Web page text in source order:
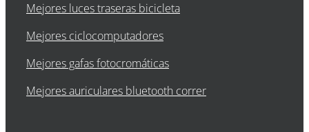
Mejores luces traseras bicicleta
Mejores ciclocomputadores
Mejores gafas fotocromáticas
Mejores auriculares bluetooth correr